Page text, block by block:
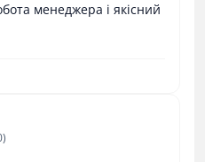
менеджера і якісний